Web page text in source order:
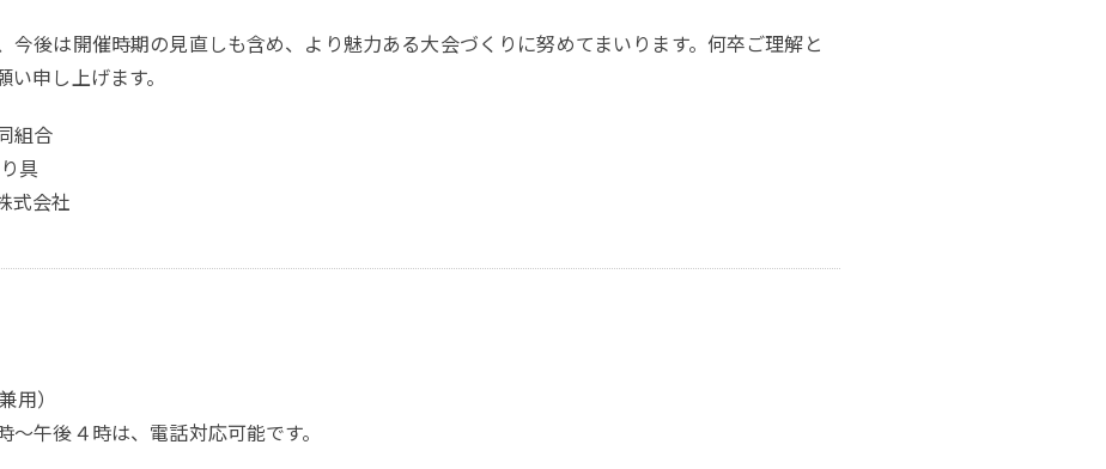
今後は開催時期の見直しも含め、より魅力ある大会づくりに努めてまいります。何卒ご理解と
申し上げます。
組合
具
会社
用）
午後４時は、電話対応可能です。